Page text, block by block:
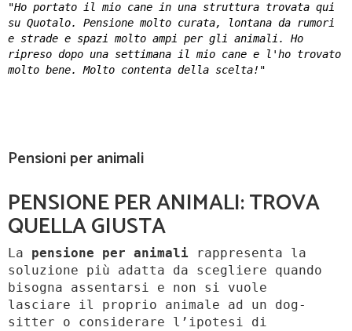
"Ho portato il mio cane in una struttura trovata qui
su Quotalo. Pensione molto curata, lontana da rumori
e strade e spazi molto ampi per gli animali. Ho
ripreso dopo una settimana il mio cane e l'ho trovato
molto bene. Molto contenta della scelta!"
Pensioni per animali
PENSIONE PER ANIMALI: TROVA
QUELLA GIUSTA
La pensione per animali rappresenta la
soluzione più adatta da scegliere quando
bisogna assentarsi e non si vuole
lasciare il proprio animale ad un dog-
sitter o considerare l’ipotesi di